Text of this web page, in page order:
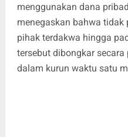
menggunakan dana
menegaskan bahwa
pihak terdakwa hingga
tersebut dibongkar
dalam kurun waktu satu